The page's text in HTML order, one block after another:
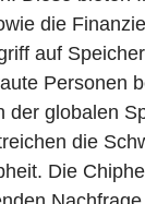
die
auf
Personen
der globalen
die
Die